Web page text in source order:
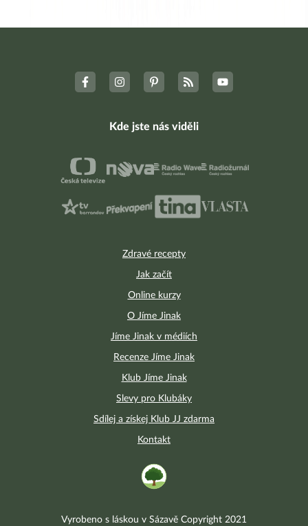
Zdravé recepty
Jak začít
Online kurzy
O Jíme Jinak
Jíme Jinak v médiích
Recenze Jíme Jinak
Klub Jíme Jinak
Slevy pro Klubáky
Sdílej a získej Klub JJ zdarma
Kontakt
Kde jste nás viděli
Vyrobeno s láskou v Sázavě Copyright 2021